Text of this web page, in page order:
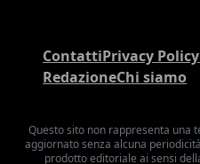
ContattiPrivacy Policy
RedazioneChi siamo
Questo sito non rappresenta una
aggiornato senza alcuna
prodotto editoriale ai sensi